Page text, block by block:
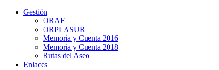
Gestión
ORAF
ORPLASUR
Memoria y Cuenta 2016
Memoria y Cuenta 2018
Rutas del Aseo
Enlaces